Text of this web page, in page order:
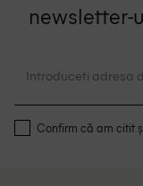
newsletter-
Confirm că am citit